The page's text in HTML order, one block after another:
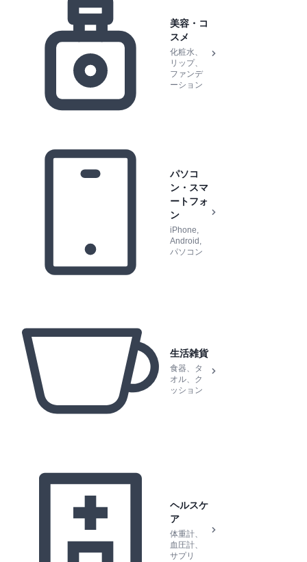
美容・コ
スメ
化粧水、
リップ、
ファンデ
ーション
パソコ
ン・スマ
ートフォ
ン
iPhone,
Android,
パソコン
生活雑貨
食器、タ
オル、ク
ッション
ヘルスケ
ア
体重計、
血圧計、
サプリ